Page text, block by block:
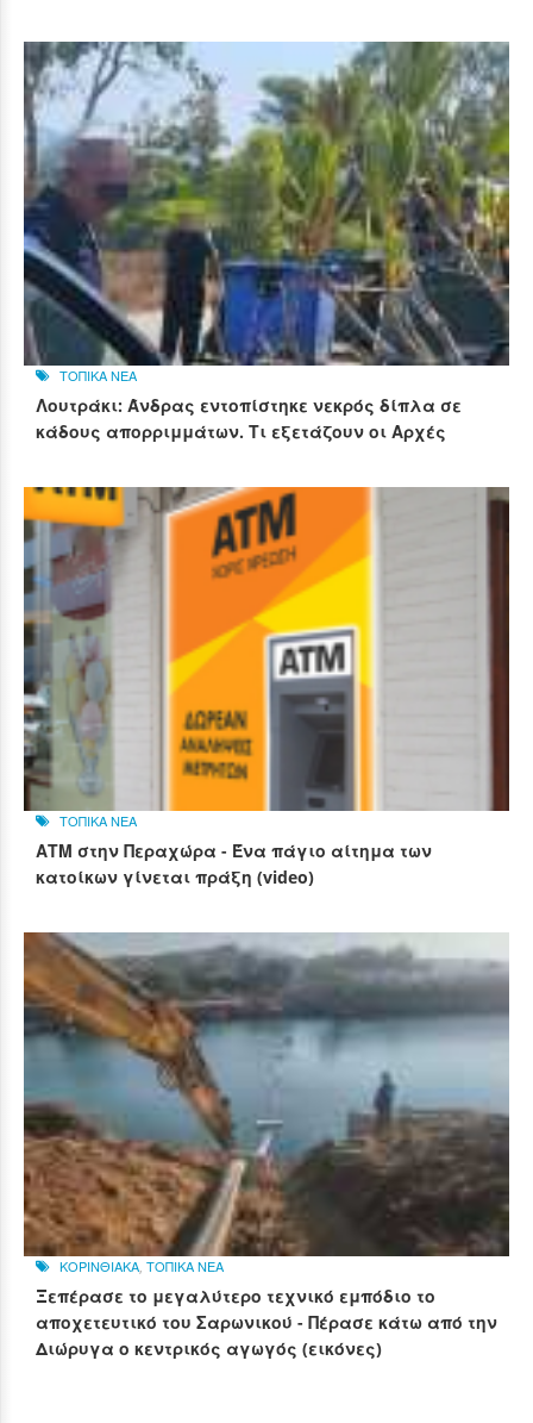
ΤΟΠΙΚΑ ΝΕΑ
Λουτράκι: Άνδρας εντοπίστηκε νεκρός δίπλα σε
κάδους απορριμμάτων. Τι εξετάζουν οι Αρχές
ΤΟΠΙΚΑ ΝΕΑ
ΑΤΜ στην Περαχώρα - Ένα πάγιο αίτημα των
κατοίκων γίνεται πράξη (video)
ΚΟΡΙΝΘΙΑΚΑ ΤΟΠΙΚΑ ΝΕΑ
Ξεπέρασε το μεγαλύτερο τεχνικό εμπόδιο το
αποχετευτικό του Σαρωνικού - Πέρασε κάτω από την
Διώρυγα ο κεντρικός αγωγός (εικόνες)